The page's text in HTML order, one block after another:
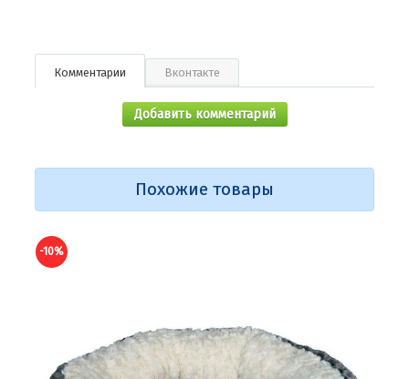
Комментарии Вконтакте
Добавить комментарий
Похожие товары
-10%